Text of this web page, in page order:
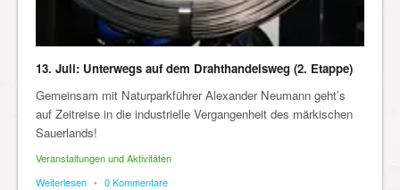
13. Juli: Unterwegs auf dem Drahthandelsweg (2. Etappe)
Gemeinsam mit Naturparkführer Alexander Neumann geht’s
auf Zeitreise in die industrielle Vergangenheit des märkischen
Sauerlands!
Veranstaltungen und Aktivitäten
Weiterlesen • 0 Kommentare